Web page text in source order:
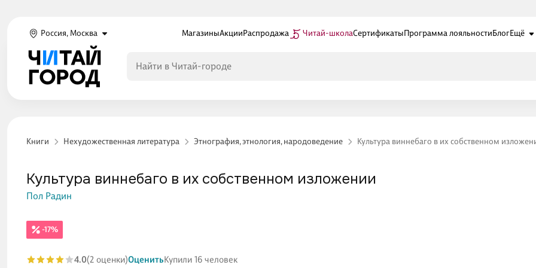
Россия, Москва МагазиныАкцииРаспродажа Читай-школаСертификатыПрограмма лояльностиБлогЕщё
Книги Нехудожественная литература Этнография, этнология, народоведение Культура виннебаго в их собственном
-17%
Культура виннебаго в их собственном изложении
Пол Радин
4.0(2 оценки)ОценитьКупили 16 человек